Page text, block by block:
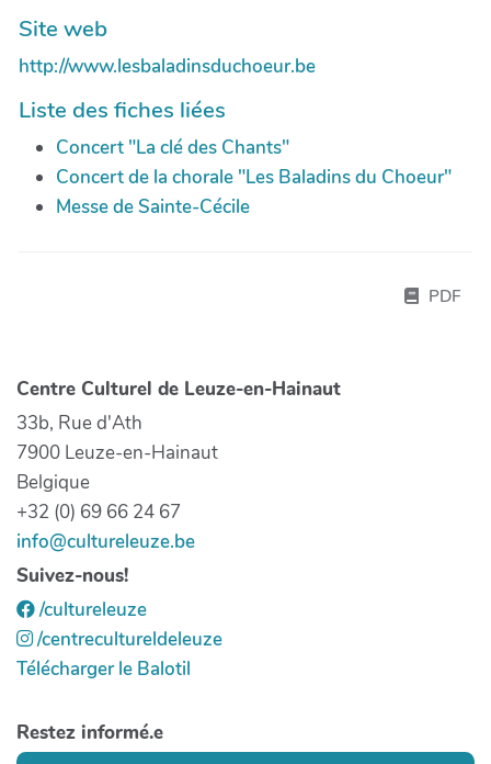
Site web
http://www.lesbaladinsduchoeur.be
Liste des fiches liées
Concert "La clé des Chants"
Concert de la chorale "Les Baladins du Choeur"
Messe de Sainte-Cécile
PDF
Centre Culturel de Leuze-en-Hainaut
33b, Rue d'Ath
7900 Leuze-en-Hainaut
Belgique
+32 (0) 69 66 24 67
info@cultureleuze.be
Suivez-nous!
/cultureleuze
/centrecultureldeleuze
Télécharger le Balotil
Restez informé.e